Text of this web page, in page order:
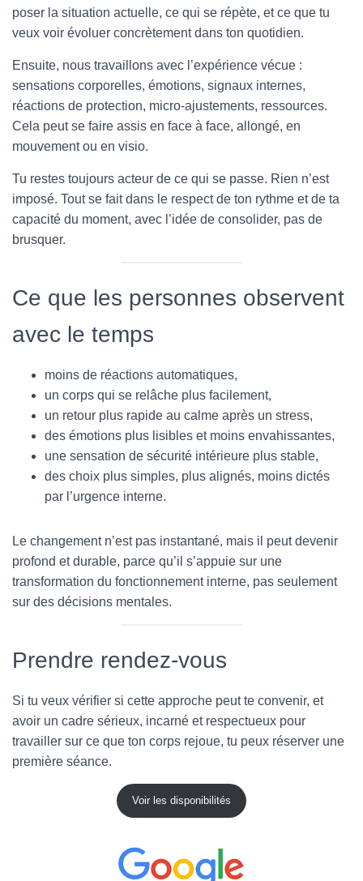
poser la situation actuelle, ce qui se répète, et ce que tu
veux voir évoluer concrètement dans ton quotidien.
Ensuite, nous travaillons avec l’expérience vécue :
sensations corporelles, émotions, signaux internes,
réactions de protection, micro-ajustements, ressources.
Cela peut se faire assis en face à face, allongé, en
mouvement ou en visio.
Tu restes toujours acteur de ce qui se passe. Rien n’est
imposé. Tout se fait dans le respect de ton rythme et de ta
capacité du moment, avec l’idée de consolider, pas de
brusquer.
Ce que les personnes observent
avec le temps
moins de réactions automatiques,
un corps qui se relâche plus facilement,
un retour plus rapide au calme après un stress,
des émotions plus lisibles et moins envahissantes,
une sensation de sécurité intérieure plus stable,
des choix plus simples, plus alignés, moins dictés
par l’urgence interne.
Le changement n’est pas instantané, mais il peut devenir
profond et durable, parce qu’il s’appuie sur une
transformation du fonctionnement interne, pas seulement
sur des décisions mentales.
Prendre rendez-vous
Si tu veux vérifier si cette approche peut te convenir, et
avoir un cadre sérieux, incarné et respectueux pour
travailler sur ce que ton corps rejoue, tu peux réserver une
première séance.
Voir les disponibilités